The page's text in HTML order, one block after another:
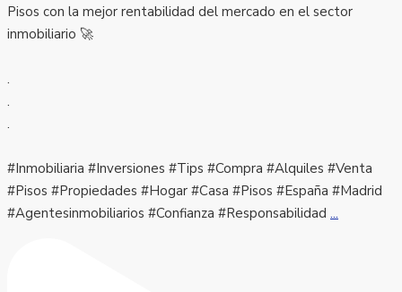
Pisos con la mejor rentabilidad del mercado en el sector
inmobiliario 🚀
.
.
.
#Inmobiliaria #Inversiones #Tips #Compra #Alquiles #Venta
#Pisos #Propiedades #Hogar #Casa #Pisos #España #Madrid
#Agentesinmobiliarios #Confianza #Responsabilidad ...